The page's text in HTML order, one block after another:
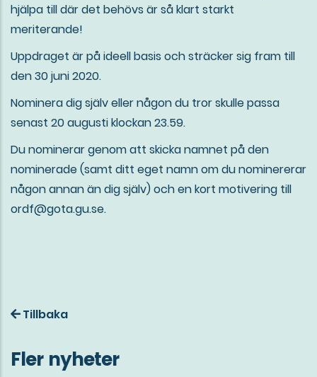
hjälpa till där det behövs är så klart starkt
meriterande!
Uppdraget är på ideell basis och sträcker sig fram till
den 30 juni 2020.
Nominera dig själv eller någon du tror skulle passa
senast 20 augusti klockan 23.59.
Du nominerar genom att skicka namnet på den
nominerade (samt ditt eget namn om du nominererar
någon annan än dig själv) och en kort motivering till
ordf@gota.gu.se.
Tillbaka
Fler nyheter